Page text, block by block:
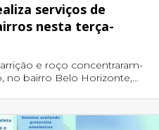
serviços de
nesta terça-
e roço concentraram-
no bairro Belo Horizonte,